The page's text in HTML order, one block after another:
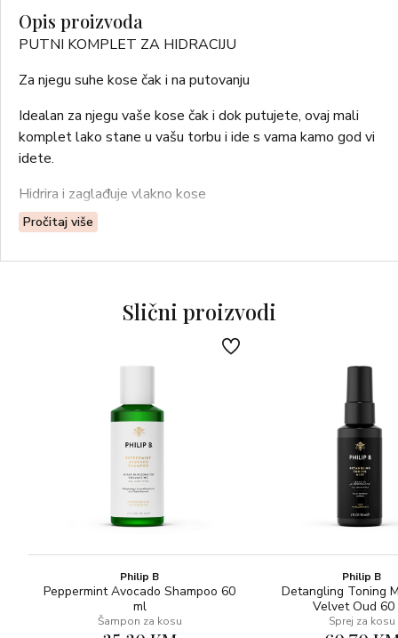
Opis proizvoda
PUTNI KOMPLET ZA HIDRACIJU
Za njegu suhe kose čak i na putovanju
Idealan za njegu vaše kose čak i dok putujete, ovaj mali
komplet lako stane u vašu torbu i ide s vama kamo god vi
idete.
Hidrira i zaglađuje vlakno kose
Olakšava oblikovanje
Pruža mekoću i sjaj
Tip kose: suha i tanka kosa
SPECIFIČNE POTREBE TANKE KOSE
Tanka i suha kosa može biti beživotna, lomljiva i teško ju je
oblikovati. Zahtijeva rutinu njege prilagođenu svojoj prirodi.
Treba je njegovati hidriranjem vlakna, što kosi daje
mekoću, sjaj i blistavost.
Huile de Leonor Greyl 25ml
Shampooing Crème Moelle de Bambou 50ml
Masque Fleurs de Jasmin 50ml
Pročitaj više
Slični proizvodi
Philip B
Peppermint Avocado Shampoo 60
ml
Šampon za kosu
Philip B
Detangling Toning
Velvet Oud 60
Sprej za kosu